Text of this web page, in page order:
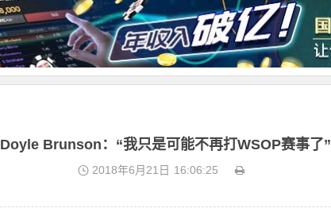
Doyle Brunson：“我只是可能不再打WSOP赛事了”
2018年6月21日 16:06:25